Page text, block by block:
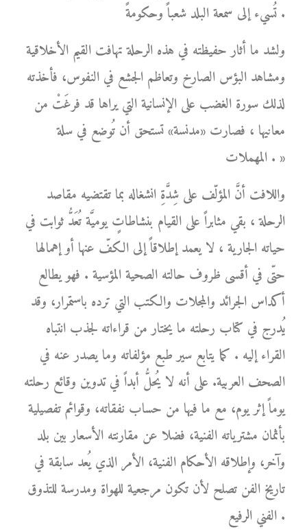
تُسيء إلى سمعة البلد شعباً وحكومةً .
ولشد ما أثار حفيظته في هذه الرحلة تهافت القيم الأخلاقية
ومشاهد البؤس الصارخ وتعاظم الجشع في النفوس، فأخذته
لذلك سورة الغضب على الإنسانية التي يراها قد فرغَتْ من
معانيها ، فصارت «مدنسة» تستحق أن تُوضع في سلة
المهملات . »
واللافت أنَّ المؤلّف على شِدَّةِ انشغاله بما تقتضيه مقاصد
الرحلة ، بقي مثابراً على القيام بنشاطاتٍ يوميَّة تُعَدُّ ثوابت في
حياته الجارية ، لا يعمد إطلاقاً إلى الكفّ عنها أو إهمالها
حتّى في أقسى ظروف حالته الصحية المؤسية . فهو يطالع
أكداس الجرائد والمجلات والكتب التي ترده باستمرار، وقد
يُدرج في كتاب رحلته ما يختار من قراءاته لجذب انتباه
القراء إليه . كما يتابع سير طبع مؤلفاته وما يصدر عنه في
الصحف العربية. على أنه لا يُحلُّ أبداً في تدوين وقائع رحلته
يوماً إثر يوم، مع ما فيها من حساب نفقاته، وقوائم تفصيلية
بأثمان مشترياته الفنية، فضلا عن مقارنته الأسعار بين بلد
وآخر، وإطلاقه الأحكام الفنية، الأمر الذي يُعد سابقة في
تاريخ الفن تصلح لأن تكون مرجعية للهواة ومدرسة للتذوق
الفني الرفيع .